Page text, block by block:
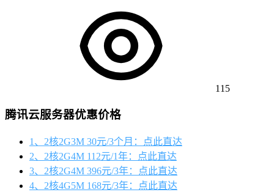
115
腾讯云服务器优惠价格
1、2核2G3M 30元/3个月：点此直达
2、2核2G4M 112元/1年：点此直达
3、2核2G4M 396元/3年：点此直达
4、2核4G5M 168元/3年：点此直达